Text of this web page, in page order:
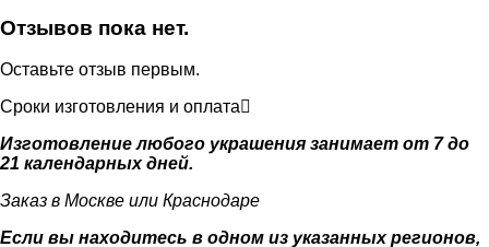
Отзывов пока нет.
Оставьте отзыв первым.
Сроки изготовления и оплата
Изготовление любого украшения занимает от 7 до
21 календарных дней.
Заказ в Москве или Краснодаре
Если вы находитесь в одном из указанных регионов,